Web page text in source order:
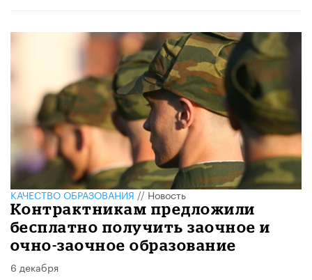
КАЧЕСТВО ОБРАЗОВАНИЯ//Новость
Контрактникам предложили
бесплатно получить заочное и
очно-заочное образование
6 декабря